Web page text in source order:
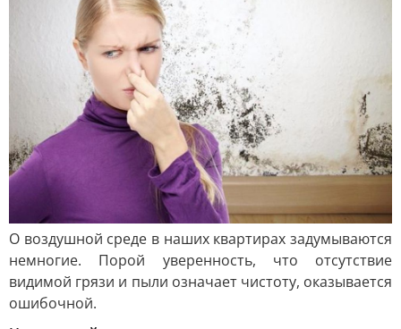
О воздушной среде в наших квартирах задумываются
немногие. Порой уверенность, что отсутствие
видимой грязи и пыли означает чистоту, оказывается
ошибочной.